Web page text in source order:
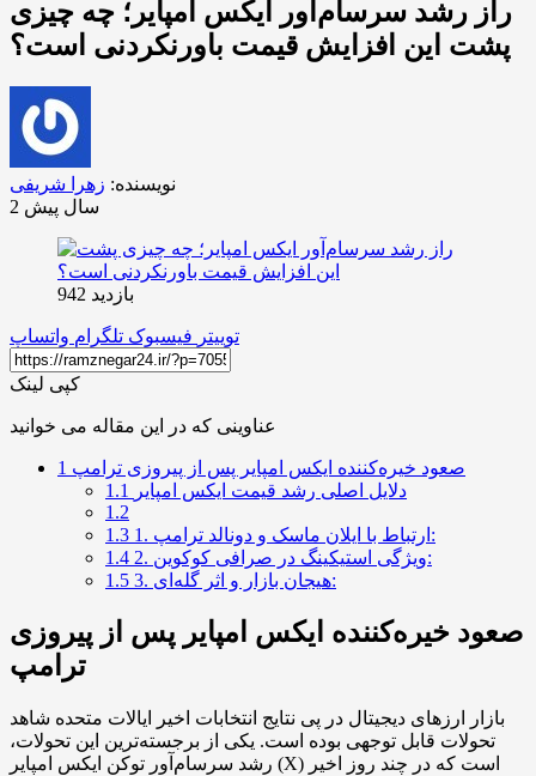
راز رشد سرسام‌آور ایکس امپایر؛ چه چیزی
پشت این افزایش قیمت باورنکردنی است؟
نویسنده: زهرا شریفی
2 سال پیش
بازدید 942
توییتر فیسبوک تلگرام واتساپ
کپی لینک
عناوینی که در این مقاله می خوانید
1 صعود خیره‌کننده ایکس امپایر پس از پیروزی ترامپ
1.1
دلایل اصلی رشد قیمت ایکس امپایر
1.2
1.3
1. ارتباط با ایلان ماسک و دونالد ترامپ:
1.4
2. ویژگی استیکینگ در صرافی کوکوین:
1.5
3. هیجان بازار و اثر گله‌ای:
صعود خیره‌کننده ایکس امپایر پس از پیروزی
ترامپ
بازار ارزهای دیجیتال در پی نتایج انتخابات اخیر ایالات متحده شاهد
تحولات قابل توجهی بوده است. یکی از برجسته‌ترین این تحولات،
رشد سرسام‌آور توکن ایکس امپایر (X) است که در چند روز اخیر